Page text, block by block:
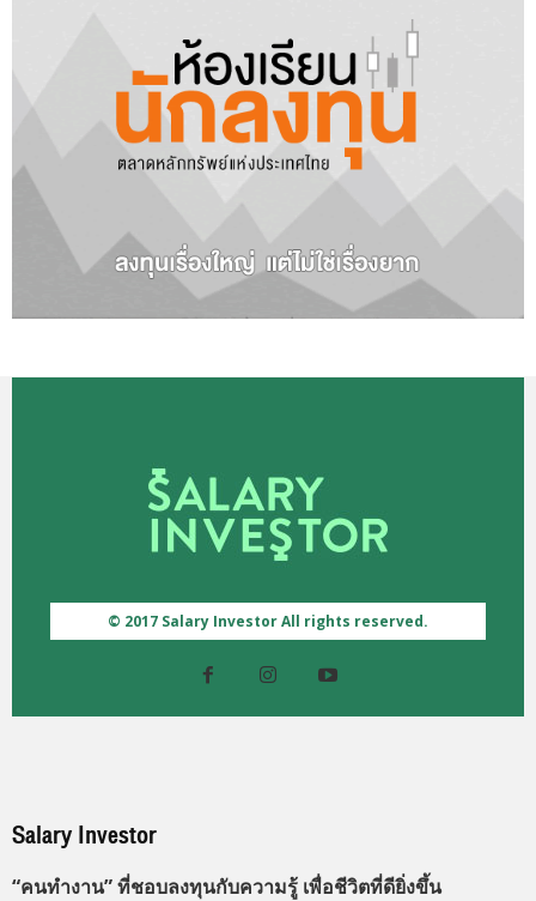
© 2017 Salary Investor All rights reserved.
Salary Investor
“คนทำงาน” ที่ชอบลงทุนกับความรู้ เพื่อชีวิตที่ดียิ่งขึ้น